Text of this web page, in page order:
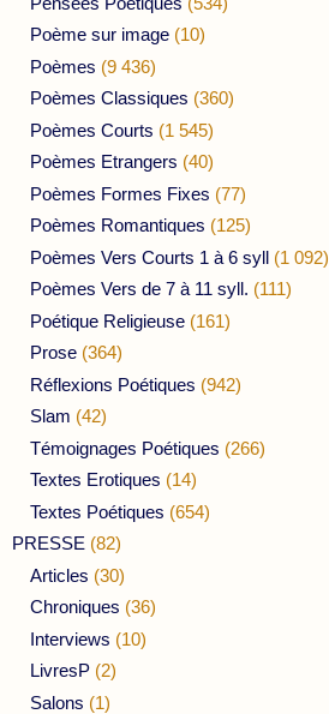
Poème sur image (10)
Poèmes (9 436)
Poèmes Classiques (360)
Poèmes Courts (1 545)
Poèmes Etrangers (40)
Poèmes Formes Fixes (77)
Poèmes Romantiques (125)
Poèmes Vers Courts 1 à 6 syll (1 092)
Poèmes Vers de 7 à 11 syll. (111)
Poétique Religieuse (161)
Prose (364)
Réflexions Poétiques (942)
Slam (42)
Témoignages Poétiques (266)
Textes Erotiques (14)
Textes Poétiques (654)
PRESSE (82)
Articles (30)
Chroniques (36)
Interviews (10)
LivresP (2)
Salons (1)